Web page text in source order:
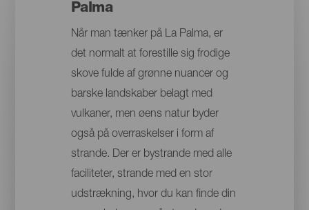
Palma
Når man tænker på La Palma, er
det normalt at forestille sig frodige
skove fulde af grønne nuancer og
barske landskaber belagt med
vulkaner, men øens natur byder
også på overraskelser i form af
strande. Der er bystrande med alle
faciliteter, strande med en stor
udstrækning, hvor du kan finde din